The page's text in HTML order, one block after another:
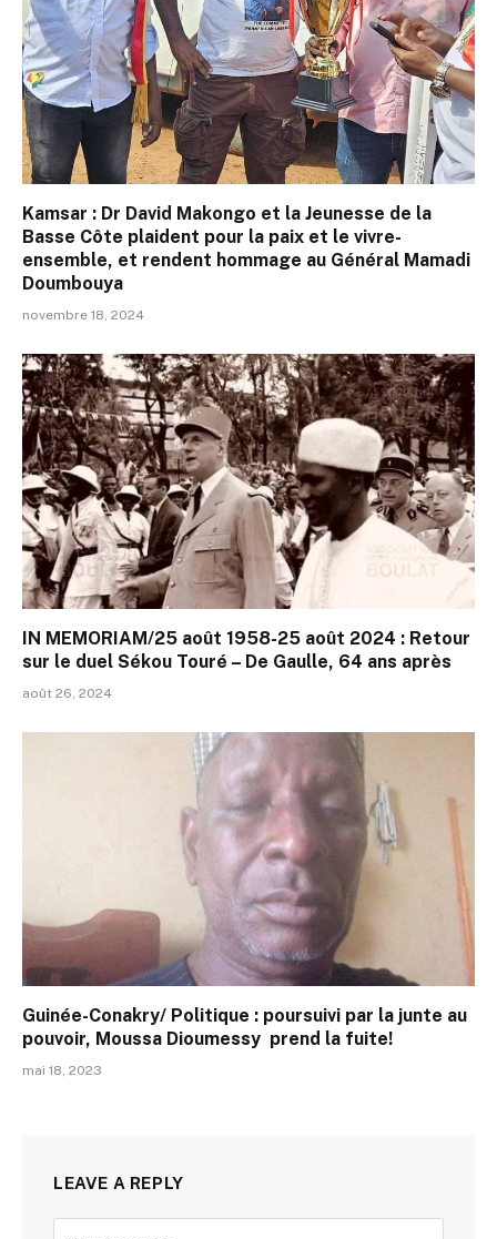
Kamsar : Dr David Makongo et la Jeunesse de la
Basse Côte plaident pour la paix et le vivre-
ensemble, et rendent hommage au Général Mamadi
Doumbouya
novembre 18, 2024
IN MEMORIAM/25 août 1958-25 août 2024 : Retour
sur le duel Sékou Touré – De Gaulle, 64 ans après
août 26, 2024
Guinée-Conakry/ Politique : poursuivi par la junte au
pouvoir, Moussa Dioumessy prend la fuite!
mai 18, 2023
LEAVE A REPLY